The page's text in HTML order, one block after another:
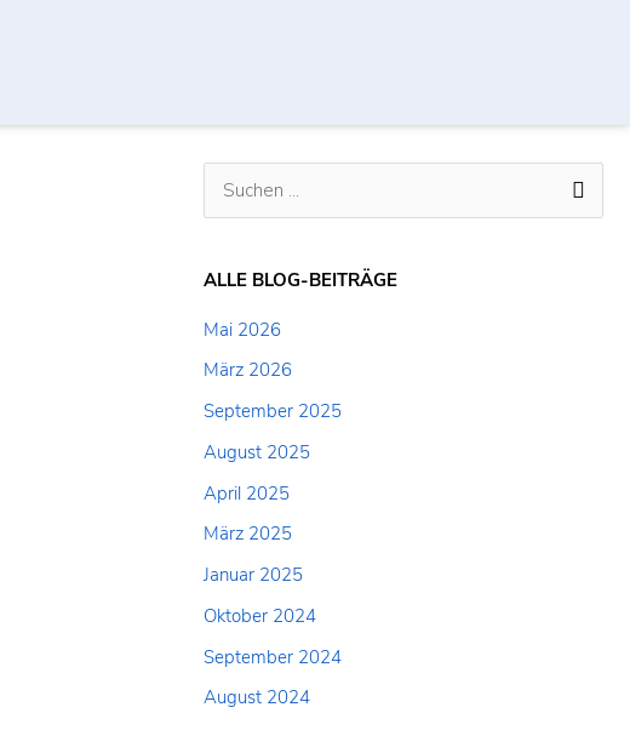
c
n
n
a
c
h
ALLE BLOG-BEITRÄGE
Mai 2026
März 2026
September 2025
August 2025
April 2025
März 2025
Januar 2025
Oktober 2024
September 2024
August 2024